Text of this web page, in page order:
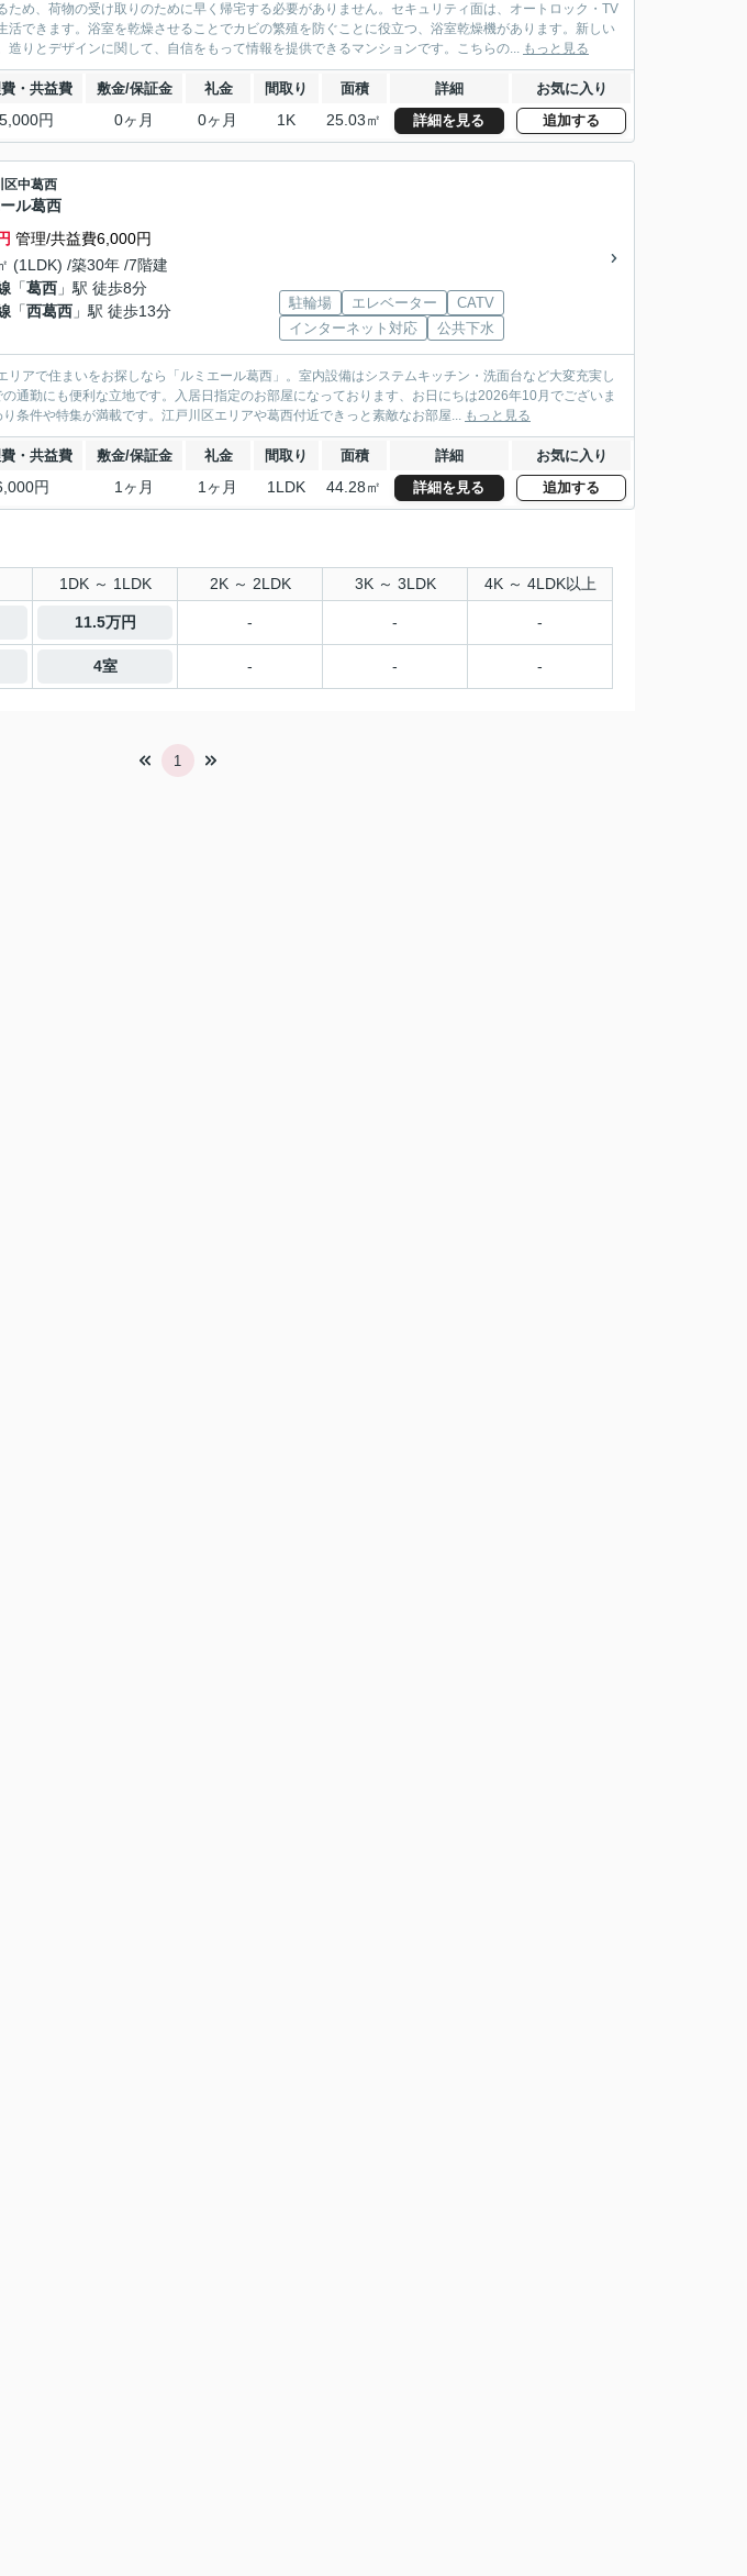
め、荷物の受け取りのために早く帰宅する必要がありません。セキュリティ面は、オートロック・TV
活できます。浴室を乾燥させることでカビの繁殖を防ぐことに役立つ、浴室乾燥機があります。新しい
造りとデザインに関して、自信をもって情報を提供できるマンションです。こちらの... もっと見る
・共益費 敷金/保証金 礼金 間取り 面積 詳細 お気に入り
円 0ヶ月 0ヶ月 1K 25.03㎡ 詳細を見る 追加する
区中葛西
ル葛西
管理/共益費6,000円
(1LDK) /築30年 /7階建
「葛西 」駅 徒歩8分
「西葛西 」駅 徒歩13分 駐輪場 エレベーター
CATV
インターネット対応
公共下水
アで住まいをお探しなら「ルミエール葛西」。室内設備はシステムキッチン・洗面台など大変充実し
通勤にも便利な立地です。入居日指定のお部屋になっております、お日にちは2026年10月でございま
条件や特集が満載です。江戸川区エリアや葛西付近できっと素敵なお部屋... もっと見る
・共益費 敷金/保証金 礼金 間取り 面積 詳細 お気に入り
円 1ヶ月 1ヶ月 1LDK 44.28㎡ 詳細を見る 追加する
1DK ～ 1LDK 2K ～ 2LDK 3K ～ 3LDK 4K ～ 4LDK以上
11.5万円 - - -
4室 - - -
1